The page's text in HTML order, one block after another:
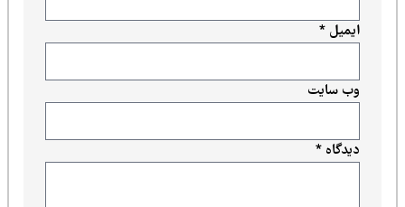
دیدگاه*
ایمیل*
وب‌ سایت